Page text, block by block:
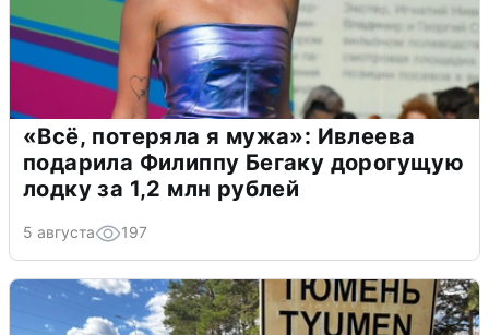
«Всё, потеряла я мужа»: Ивлеева
подарила Филиппу Бегаку дорогущую
лодку за 1,2 млн рублей
5 августа 197